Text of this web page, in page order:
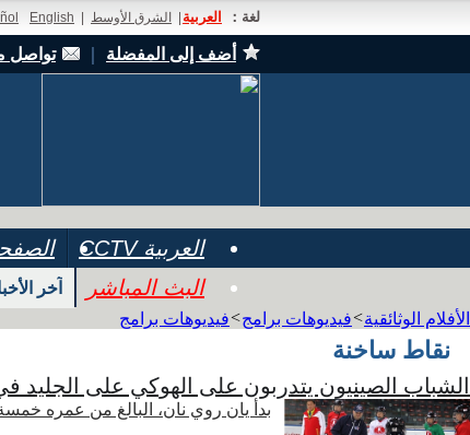
لغة： العربية الشرق الأوسط English
أضف إلى المفضلة تواصل
العربية CCTV
البث المباشر
آخر
الأفلام الوثائقية>فيديوهات برامج>فيديوهات برامج
نقاط ساخنة
الشباب الصينيون يتدربون على الهوكي على الجليد
بدأ يان روي نان، البالغ من عمره